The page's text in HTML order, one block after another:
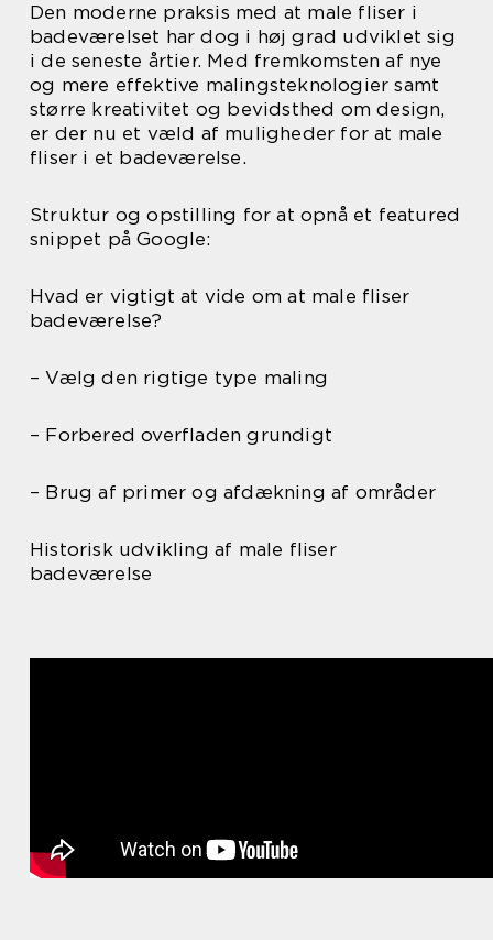
Den moderne praksis med at male fliser i
badeværelset har dog i høj grad udviklet sig
i de seneste årtier. Med fremkomsten af nye
og mere effektive malingsteknologier samt
større kreativitet og bevidsthed om design,
er der nu et væld af muligheder for at male
fliser i et badeværelse.
Struktur og opstilling for at opnå et featured
snippet på Google:
Hvad er vigtigt at vide om at male fliser
badeværelse?
– Vælg den rigtige type maling
– Forbered overfladen grundigt
– Brug af primer og afdækning af områder
Historisk udvikling af male fliser
badeværelse